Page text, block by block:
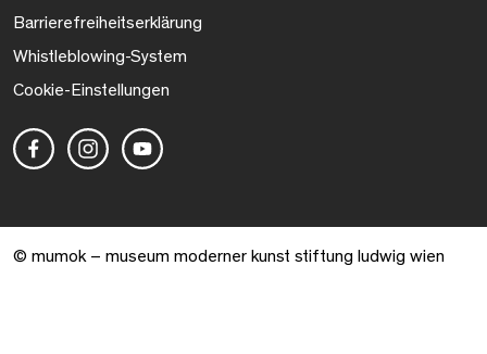
Barrierefreiheitserklärung
Whistleblowing-System
Cookie-Einstellungen
© mumok – museum moderner kunst stiftung ludwig wien